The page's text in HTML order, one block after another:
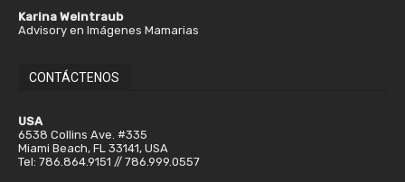
Karina Weintraub
Advisory en Imágenes Mamarias
CONTÁCTENOS
USA
6538 Collins Ave. #335
Miami Beach, FL 33141, USA
Tel: 786.864.9151 // 786.999.0557